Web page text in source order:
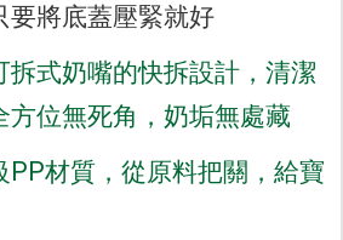
要將底蓋壓緊就好
拆式奶嘴的快拆設計，清潔
方位無死角，奶垢無處藏
PP材質，從原料把關，給寶